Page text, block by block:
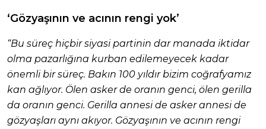
‘Gözyaşının ve acının rengi yok’
“Bu süreç hiçbir siyasi partinin dar manada iktidar
olma pazarlığına kurban edilemeyecek kadar
önemli bir süreç. Bakın 100 yıldır bizim coğrafyamız
kan ağlıyor. Ölen asker de oranın genci, ölen gerilla
da oranın genci. Gerilla annesi de asker annesi de
gözyaşları aynı akıyor. Gözyaşının ve acının rengi